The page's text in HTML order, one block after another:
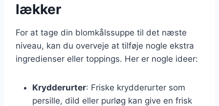
lækker
For at tage din blomkålssuppe til det næste
niveau, kan du overveje at tilføje nogle ekstra
ingredienser eller toppings. Her er nogle ideer:
Krydderurter: Friske krydderurter som
persille, dild eller purløg kan give en frisk